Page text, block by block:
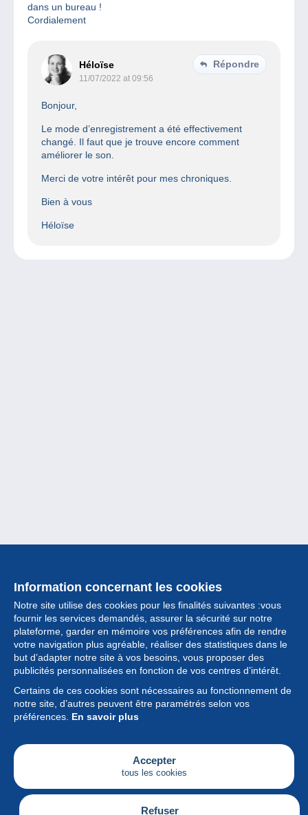
dans un bureau !
Cordialement
Héloïse
11/07/2022 at 09:56
Répondre
Bonjour,
Le mode d’enregistrement a été effectivement
changé. Il faut que je trouve encore comment
améliorer le son.
Merci de votre intérêt pour mes chroniques.
Bien à vous
Héloïse
Information concernant les cookies
Notre site utilise des cookies pour les finalités suivantes :vous
fournir les services demandés, assurer la sécurité sur notre
plateforme, garder en mémoire vos préférences afin de rendre
votre navigation plus agréable, réaliser des statistiques dans le
but d’adapter notre site à vos besoins, vous proposer des
publicités personnalisées en fonction de vos centres d’intérêt.
Certains de ces cookies sont nécessaires au fonctionnement de
notre site, d’autres peuvent être paramétrés selon vos
préférences. En savoir plus
Accepter
tous les cookies
Refuser
Collection
Actualités
Fonctionnalités
Société
Services
Articles